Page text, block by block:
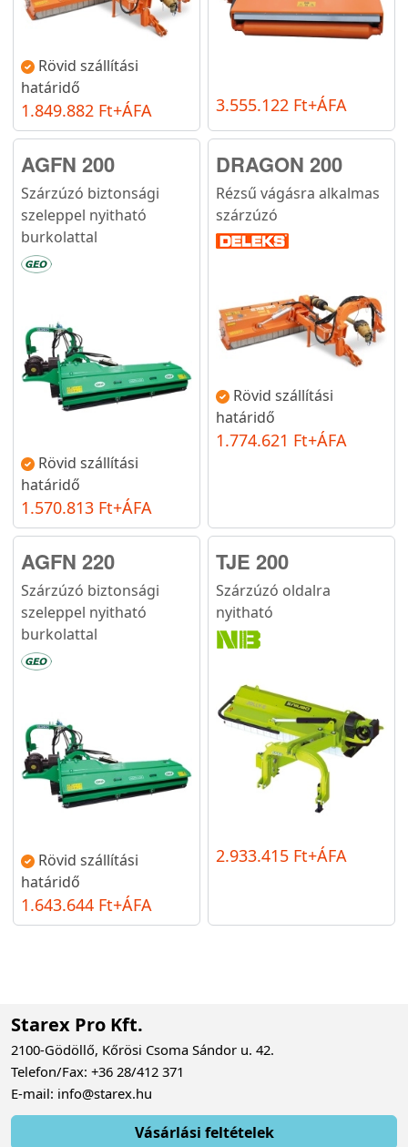
Rövid szállítási
határidő
1.849.882 Ft+ÁFA 3.555.122 Ft+ÁFA
AGFN 200
Szárzúzó biztonsági
szeleppel nyitható
burkolattal
Rövid szállítási
határidő
1.570.813 Ft+ÁFA
DRAGON 200
Rézsű vágásra alkalmas
szárzúzó
Rövid szállítási
határidő
1.774.621 Ft+ÁFA
AGFN 220
Szárzúzó biztonsági
szeleppel nyitható
burkolattal
Rövid szállítási
határidő
1.643.644 Ft+ÁFA
TJE 200
Szárzúzó oldalra
nyitható
2.933.415 Ft+ÁFA
Starex Pro Kft.
2100-Gödöllő, Kőrösi Csoma Sándor u. 42.
Telefon/Fax: +36 28/412 371
E-mail: info@starex.hu
Vásárlási feltételek